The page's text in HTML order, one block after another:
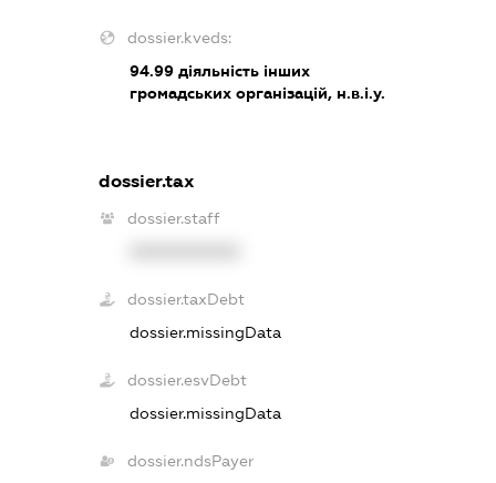
dossier.kveds:
94.99діяльність інших
громадських організацій, н.в.і.у.
dossier.tax
dossier.staff
dossier.taxDebt
dossier.missingData
dossier.esvDebt
dossier.missingData
dossier.ndsPayer